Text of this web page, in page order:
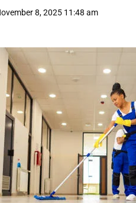
8, 2025 11:48 am